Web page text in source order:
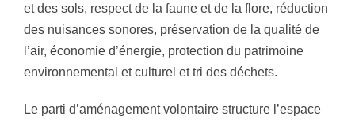
et des sols, respect de la faune et de la flore, réduction
des nuisances sonores, préservation de la qualité de
l’air, économie d’énergie, protection du patrimoine
environnemental et culturel et tri des déchets.
Le parti d’aménagement volontaire structure l’espace